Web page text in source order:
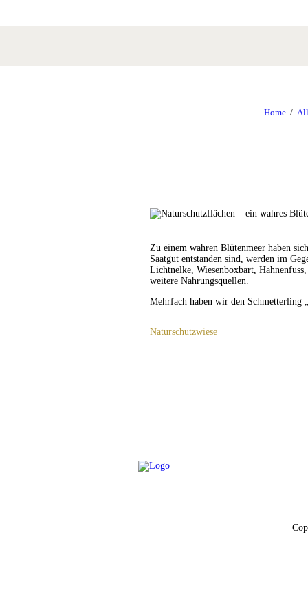
Home
Zu einem wahren Blütenmeer haben
Saatgut entstanden sind, werden im
Lichtnelke, Wiesenboxbart,
weitere Nahrungsquellen.
Mehrfach haben wir den Schmetterling
Naturschutzwiese